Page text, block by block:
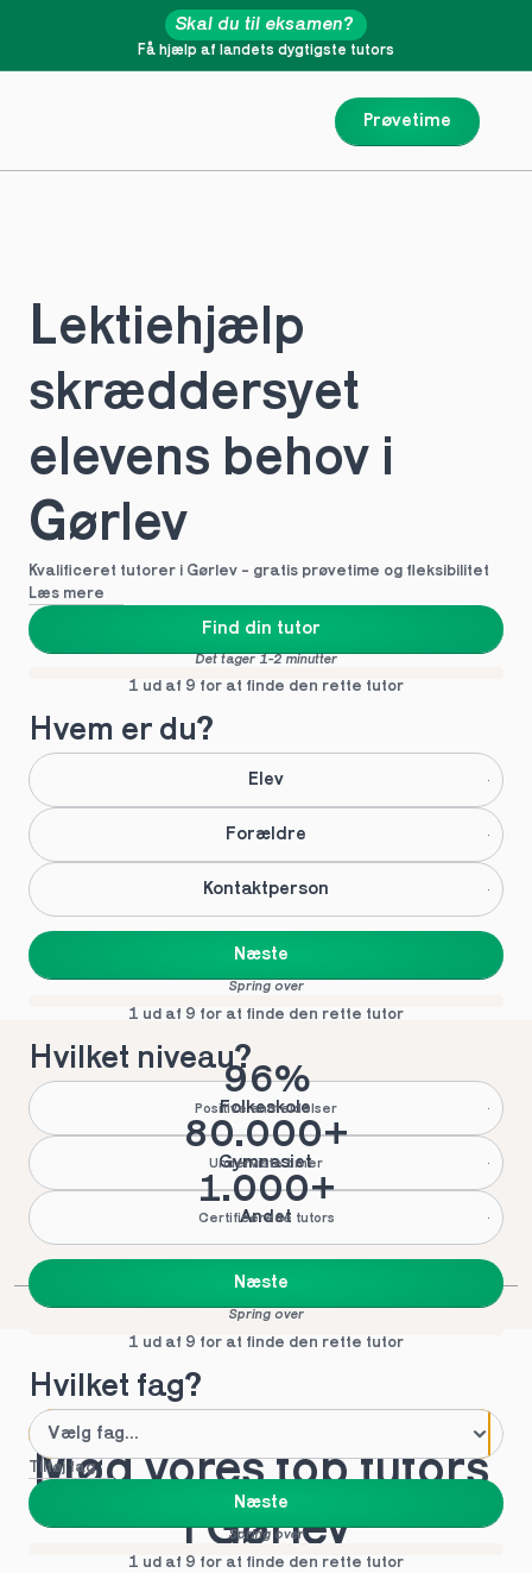
Prøvetime
Få hjælp af landets dygtigste tutors
Skal du til eksamen?
Lektiehjælp
skræddersyet
elevens behov i
Gørlev
Kvalificeret tutorer i Gørlev - gratis prøvetime og fleksibilitet
Læs mere
Find din tutor
Det tager 1-2 minutter
1 ud af 9 for at finde den rette tutor
Hvem er du?
Elev
Forældre
Kontaktperson
Næste
Spring over
1 ud af 9 for at finde den rette tutor
Hvilket niveau?
Folkeskole
Gymnasiet
Andet
Næste
Spring over
1 ud af 9 for at finde den rette tutor
Hvilket fag?
Tilføj fag
Næste
Spring over
1 ud af 9 for at finde den rette tutor
96%
Positive anmeldelser
80.000+
Underviste timer
1.000+
Certificerede tutors
Mød vores top tutors
i Gørlev